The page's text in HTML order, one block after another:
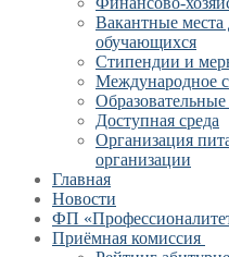
Вакантные места
обучающихся
Стипендии и
Международное
Доступная среда
Организация
организации
Главная
Новости
ФП
Приёмная комиссия